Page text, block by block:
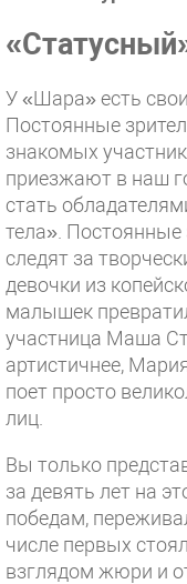
У «Шара» есть
Постоянные
знакомых
приезжают в наш
стать
тела». Постоянные
следят за
девочки из
малышек
участница Маша
артистичнее,
поет просто
лиц.
Вы только
за девять лет на
победам,
числе первых
взглядом жюри и